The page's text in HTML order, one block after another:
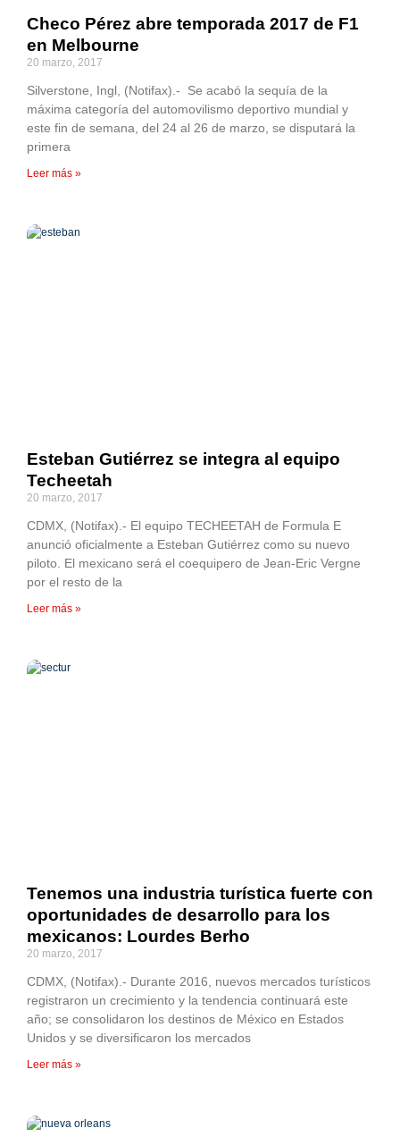
Checo Pérez abre temporada 2017 de F1
en Melbourne
20 marzo, 2017
Silverstone, Ingl, (Notifax).- Se acabó la sequía de la
máxima categoría del automovilismo deportivo mundial y
este fin de semana, del 24 al 26 de marzo, se disputará la
primera
Leer más »
Esteban Gutiérrez se integra al equipo
Techeetah
20 marzo, 2017
CDMX, (Notifax).- El equipo TECHEETAH de Formula E
anunció oficialmente a Esteban Gutiérrez como su nuevo
piloto. El mexicano será el coequipero de Jean-Eric Vergne
por el resto de la
Leer más »
Tenemos una industria turística fuerte con
oportunidades de desarrollo para los
mexicanos: Lourdes Berho
20 marzo, 2017
CDMX, (Notifax).- Durante 2016, nuevos mercados turísticos
registraron un crecimiento y la tendencia continuará este
año; se consolidaron los destinos de México en Estados
Unidos y se diversificaron los mercados
Leer más »